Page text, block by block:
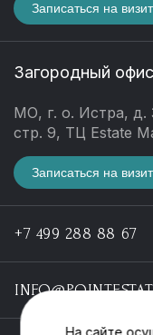
Записаться на визит
Загородный
МО, г. о. Истра, д.
стр. 9, ТЦ Estate
Записаться на визит
+7 499 288 88 67
На сайте